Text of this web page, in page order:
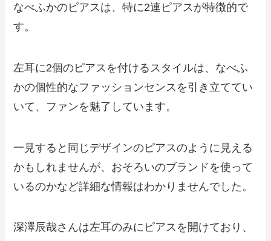
なべふかのピアスは、特に2連ピアスが特徴的で
す。
左耳に2個のピアスを付けるスタイルは、なべふ
かの個性的なファッションセンスを引き立ててい
いて、ファンを魅了しています。
一見すると同じデザインのピアスのように見える
かもしれませんが、おそろいのブランドを使って
いるのかなど詳細な情報はわかりませんでした。
深澤辰哉さんは左耳のみにピアスを開けており、